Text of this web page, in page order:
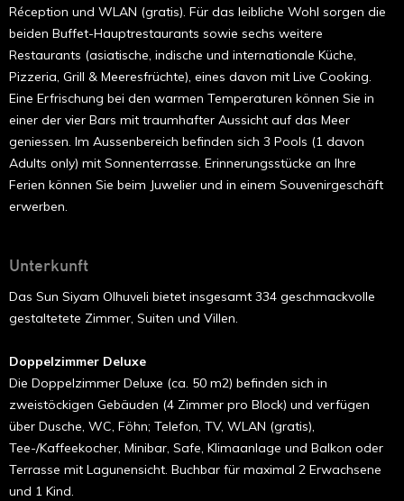
Réception und WLAN (gratis). Für das leibliche Wohl sorgen die
beiden Buffet-Hauptrestaurants sowie sechs weitere
Restaurants (asiatische, indische und internationale Küche,
Pizzeria, Grill & Meeresfrüchte), eines davon mit Live Cooking.
Eine Erfrischung bei den warmen Temperaturen können Sie in
einer der vier Bars mit traumhafter Aussicht auf das Meer
geniessen. Im Aussenbereich befinden sich 3 Pools (1 davon
Adults only) mit Sonnenterrasse. Erinnerungsstücke an Ihre
Ferien können Sie beim Juwelier und in einem Souvenirgeschäft
erwerben.
Unterkunft
Das Sun Siyam Olhuveli bietet insgesamt 334 geschmackvolle
gestaltetete Zimmer, Suiten und Villen.
Doppelzimmer Deluxe
Die Doppelzimmer Deluxe (ca. 50 m2) befinden sich in
zweistöckigen Gebäuden (4 Zimmer pro Block) und verfügen
über Dusche, WC, Föhn; Telefon, TV, WLAN (gratis),
Tee-/Kaffeekocher, Minibar, Safe, Klimaanlage und Balkon oder
Terrasse mit Lagunensicht. Buchbar für maximal 2 Erwachsene
und 1 Kind.